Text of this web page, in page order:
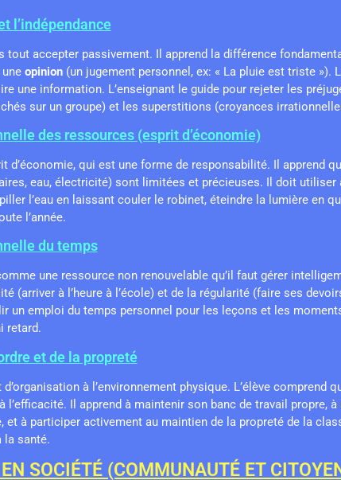
l’indépendance
tout accepter passivement. Il apprend la différence
opinion(un jugement personnel, ex: « La pluie est triste »).
une information. L’enseignant le guide pour rejeter les
sur un groupe) et les superstitions (croyances
des ressources (esprit d’économie)
d’économie, qui est une forme de responsabilité. Il apprend
eau, électricité) sont limitées et précieuses. Il doit
l’eau en laissant couler le robinet, éteindre la lumière en
l’année.
du temps
une ressource non renouvelable qu’il faut gérer
(arriver à l’heure à l’école) et de la régularité (faire ses
un emploi du temps personnel pour les leçons et les
retard.
et de la propreté
à l’environnement physique. L’élève comprend
l’efficacité. Il apprend à maintenir son banc de travail propre,
et à participer activement au maintien de la propreté de la
la santé.
SOCIÉTÉ (COMMUNAUTÉ ET